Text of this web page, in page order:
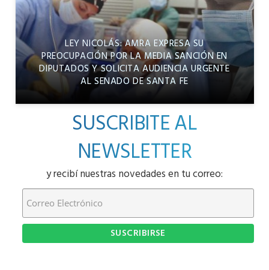
LEY NICOLÁS: AMRA EXPRESA SU
PREOCUPACIÓN POR LA MEDIA SANCIÓN EN
DIPUTADOS Y SOLICITA AUDIENCIA URGENTE
AL SENADO DE SANTA FE
SUSCRIBITE AL
NEWSLETTER
y recibí nuestras novedades en tu correo: